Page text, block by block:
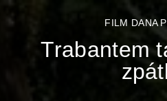
FILM DANA
Trabantem